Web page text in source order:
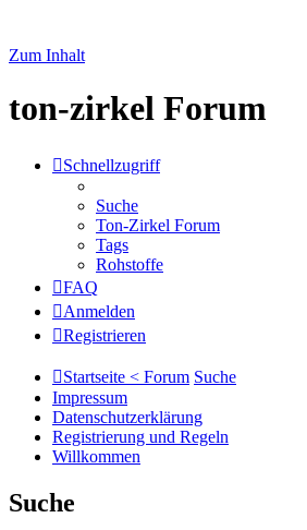
Zum Inhalt
ton-zirkel Forum
Schnellzugriff
Suche
Ton-Zirkel Forum
Tags
Rohstoffe
FAQ
Anmelden
Registrieren
Startseite < Forum Suche
Impressum
Datenschutzerklärung
Registrierung und Regeln
Willkommen
Suche